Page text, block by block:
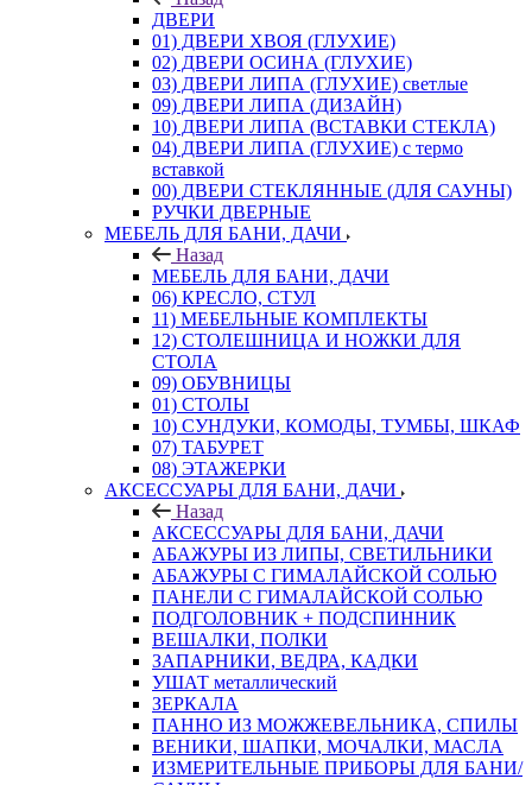
ДВЕРИ
01) ДВЕРИ ХВОЯ (ГЛУХИЕ)
02) ДВЕРИ ОСИНА (ГЛУХИЕ)
03) ДВЕРИ ЛИПА (ГЛУХИЕ) светлые
09) ДВЕРИ ЛИПА (ДИЗАЙН)
10) ДВЕРИ ЛИПА (ВСТАВКИ СТЕКЛА)
04) ДВЕРИ ЛИПА (ГЛУХИЕ) с термо
вставкой
00) ДВЕРИ СТЕКЛЯННЫЕ (ДЛЯ САУНЫ)
РУЧКИ ДВЕРНЫЕ
МЕБЕЛЬ ДЛЯ БАНИ, ДАЧИ
Назад
МЕБЕЛЬ ДЛЯ БАНИ, ДАЧИ
06) КРЕСЛО, СТУЛ
11) МЕБЕЛЬНЫЕ КОМПЛЕКТЫ
12) СТОЛЕШНИЦА И НОЖКИ ДЛЯ
СТОЛА
09) ОБУВНИЦЫ
01) СТОЛЫ
10) СУНДУКИ, КОМОДЫ, ТУМБЫ, ШКАФ
07) ТАБУРЕТ
08) ЭТАЖЕРКИ
АКСЕССУАРЫ ДЛЯ БАНИ, ДАЧИ
Назад
АКСЕССУАРЫ ДЛЯ БАНИ, ДАЧИ
АБАЖУРЫ ИЗ ЛИПЫ, СВЕТИЛЬНИКИ
АБАЖУРЫ С ГИМАЛАЙСКОЙ СОЛЬЮ
ПАНЕЛИ С ГИМАЛАЙСКОЙ СОЛЬЮ
ПОДГОЛОВНИК + ПОДСПИННИК
ВЕШАЛКИ, ПОЛКИ
ЗАПАРНИКИ, ВЕДРА, КАДКИ
УШАТ металлический
ЗЕРКАЛА
ПАННО ИЗ МОЖЖЕВЕЛЬНИКА, СПИЛЫ
ВЕНИКИ, ШАПКИ, МОЧАЛКИ, МАСЛА
ИЗМЕРИТЕЛЬНЫЕ ПРИБОРЫ ДЛЯ БАНИ/